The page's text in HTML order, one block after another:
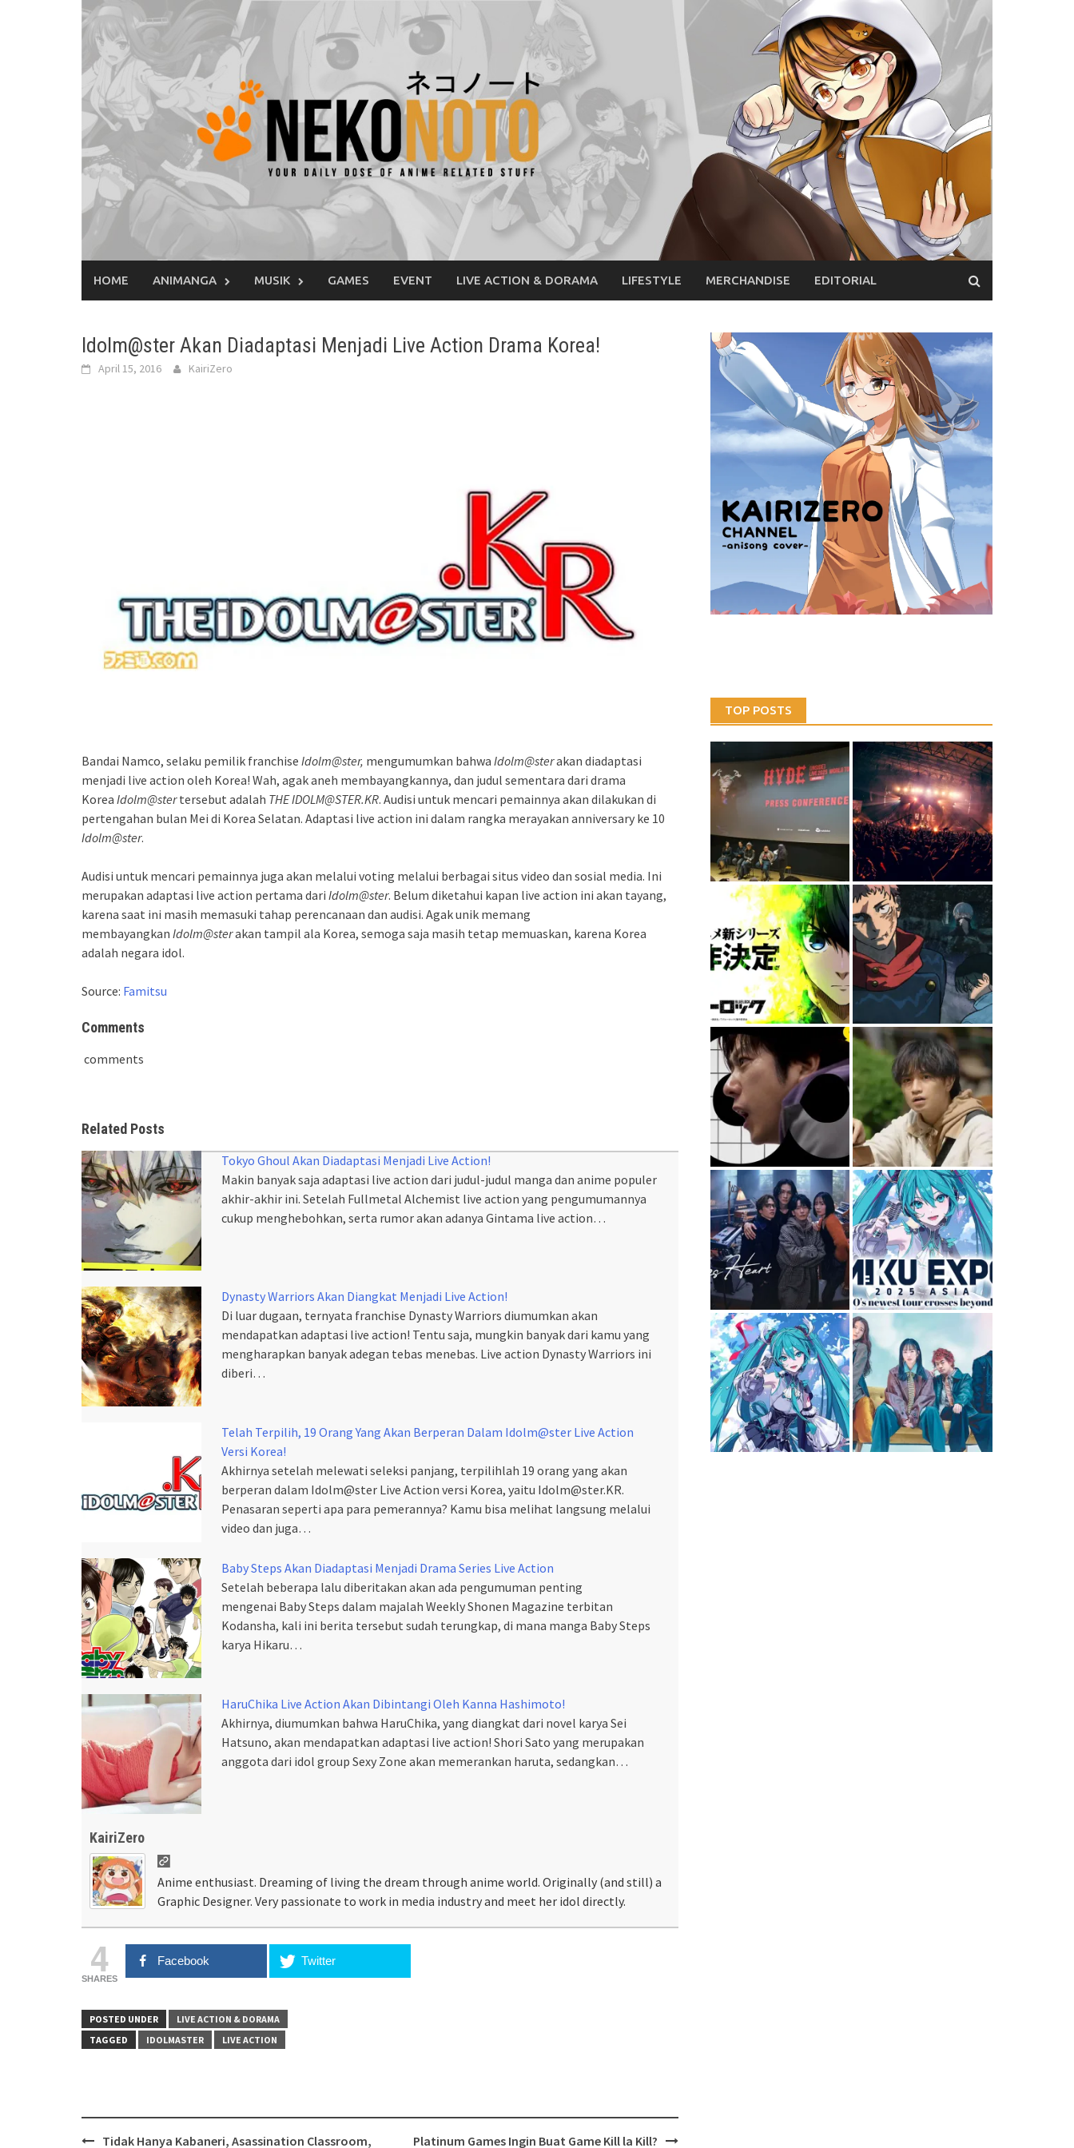
HOME ANIMANGA MUSIK GAMES EVENT LIVE ACTION & DORAMA LIFESTYLE MERCHANDISE EDITORIAL
Idolm@ster Akan Diadaptasi Menjadi Live Action Drama Korea!
April 15, 2016 KairiZero
Bandai Namco, selaku pemilik franchise Idolm@ster, mengumumkan bahwa Idolm@sterakan diadaptasi
menjadi live action oleh Korea! Wah, agak aneh membayangkannya, dan judul sementara dari drama
Korea Idolm@stertersebut adalah THE IDOLM@STER.KR. Audisi untuk mencari pemainnya akan dilakukan di
pertengahan bulan Mei di Korea Selatan. Adaptasi live action ini dalam rangka merayakan anniversary ke 10
Idolm@ster.
Audisi untuk mencari pemainnya juga akan melalui voting melalui berbagai situs video dan sosial media. Ini
merupakan adaptasi live action pertama dari Idolm@ster. Belum diketahui kapan live action ini akan tayang,
karena saat ini masih memasuki tahap perencanaan dan audisi. Agak unik memang
membayangkan Idolm@sterakan tampil ala Korea, semoga saja masih tetap memuaskan, karena Korea
adalah negara idol.
Source: Famitsu
Comments
comments
Related Posts
Tokyo Ghoul Akan Diadaptasi Menjadi Live Action!
Makin banyak saja adaptasi live action dari judul-judul manga dan anime populer
akhir-akhir ini. Setelah Fullmetal Alchemist live action yang pengumumannya
cukup menghebohkan, serta rumor akan adanya Gintama live action…
Dynasty Warriors Akan Diangkat Menjadi Live Action!
Di luar dugaan, ternyata franchise Dynasty Warriors diumumkan akan
mendapatkan adaptasi live action! Tentu saja, mungkin banyak dari kamu yang
mengharapkan banyak adegan tebas menebas. Live action Dynasty Warriors ini
diberi…
Telah Terpilih, 19 Orang Yang Akan Berperan Dalam Idolm@ster Live Action
Versi Korea!
Akhirnya setelah melewati seleksi panjang, terpilihlah 19 orang yang akan
berperan dalam Idolm@ster Live Action versi Korea, yaitu Idolm@ster.KR.
Penasaran seperti apa para pemerannya? Kamu bisa melihat langsung melalui
video dan juga…
Baby Steps Akan Diadaptasi Menjadi Drama Series Live Action
Setelah beberapa lalu diberitakan akan ada pengumuman penting
mengenai Baby Steps dalam majalah Weekly Shonen Magazine terbitan
Kodansha, kali ini berita tersebut sudah terungkap, di mana manga Baby Steps
karya Hikaru…
HaruChika Live Action Akan Dibintangi Oleh Kanna Hashimoto!
Akhirnya, diumumkan bahwa HaruChika, yang diangkat dari novel karya Sei
Hatsuno, akan mendapatkan adaptasi live action! Shori Sato yang merupakan
anggota dari idol group Sexy Zone akan memerankan haruta, sedangkan…
KairiZero
Anime enthusiast. Dreaming of living the dream through anime world. Originally (and still) a
Graphic Designer. Very passionate to work in media industry and meet her idol directly.
4
SHARES
Facebook Twitter
POSTED UNDER
LIVE ACTION & DORAMA
TAGGED
IDOLMASTER LIVE ACTION
PostTidak Hanya Kabaneri, Asassination Classroom, Platinum Games Ingin Buat Game Kill la Kill?
TOP POSTS